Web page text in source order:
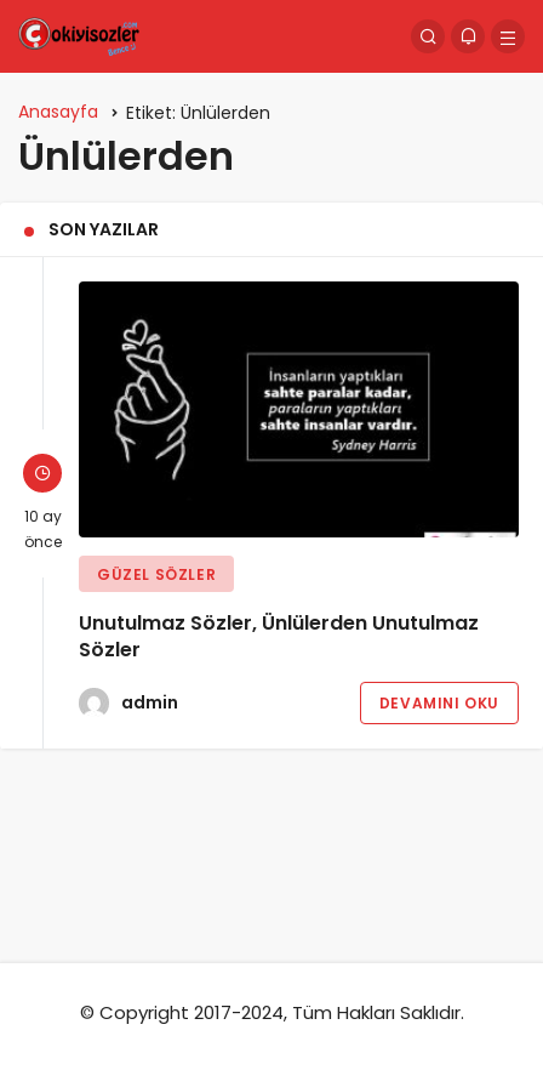
Anasayfa Etiket: Ünlülerden
Ünlülerden
SON YAZILAR
10 ay
önce
GÜZEL SÖZLER
Unutulmaz Sözler, Ünlülerden Unutulmaz
Sözler
admin DEVAMINI OKU
© Copyright 2017-2024, Tüm Hakları Saklıdır.